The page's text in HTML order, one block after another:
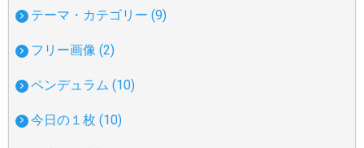
テーマ・カテゴリー (9)
フリー画像 (2)
ペンデュラム (10)
今日の１枚 (10)